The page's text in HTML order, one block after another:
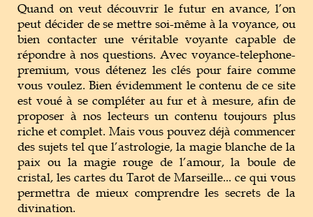
Quand on veut découvrir le futur en avance, l’on
peut décider de se mettre soi-même à la voyance, ou
bien contacter une véritable voyante capable de
répondre à nos questions. Avec voyance-telephone-
premium, vous détenez les clés pour faire comme
vous voulez. Bien évidemment le contenu de ce site
est voué à se compléter au fur et à mesure, afin de
proposer à nos lecteurs un contenu toujours plus
riche et complet. Mais vous pouvez déjà commencer
des sujets tel que l’astrologie, la magie blanche de la
paix ou la magie rouge de l’amour, la boule de
cristal, les cartes du Tarot de Marseille... ce qui vous
permettra de mieux comprendre les secrets de la
divination.